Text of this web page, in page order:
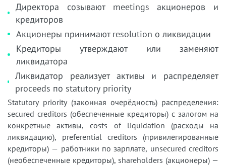
Директора созывают meetings акционеров и
кредиторов
Акционеры принимают resolution о ликвидации
Кредиторы утверждают или заменяют
ликвидатора
Ликвидатор реализует активы и распределяет
proceeds по statutory priority
Statutory priority (законная очерёдность) распределения:
secured creditors (обеспеченные кредиторы) с залогом на
конкретные активы, costs of liquidation (расходы на
ликвидацию), preferential creditors (привилегированные
кредиторы) — работники по зарплате, unsecured creditors
(необеспеченные кредиторы), shareholders (акционеры) —